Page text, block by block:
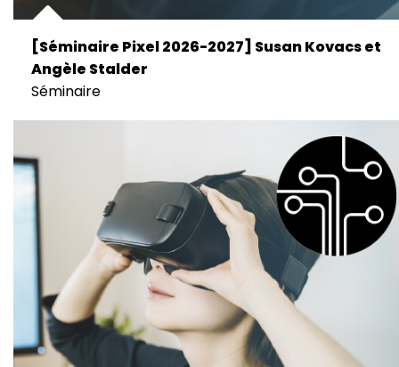
[Séminaire Pixel 2026-2027] Susan Kovacs et
Angèle Stalder
Séminaire